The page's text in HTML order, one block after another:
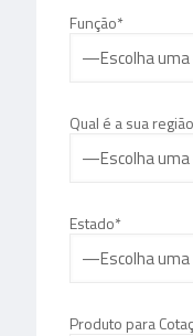
Função*
Qual é a sua
Estado*
Produto para